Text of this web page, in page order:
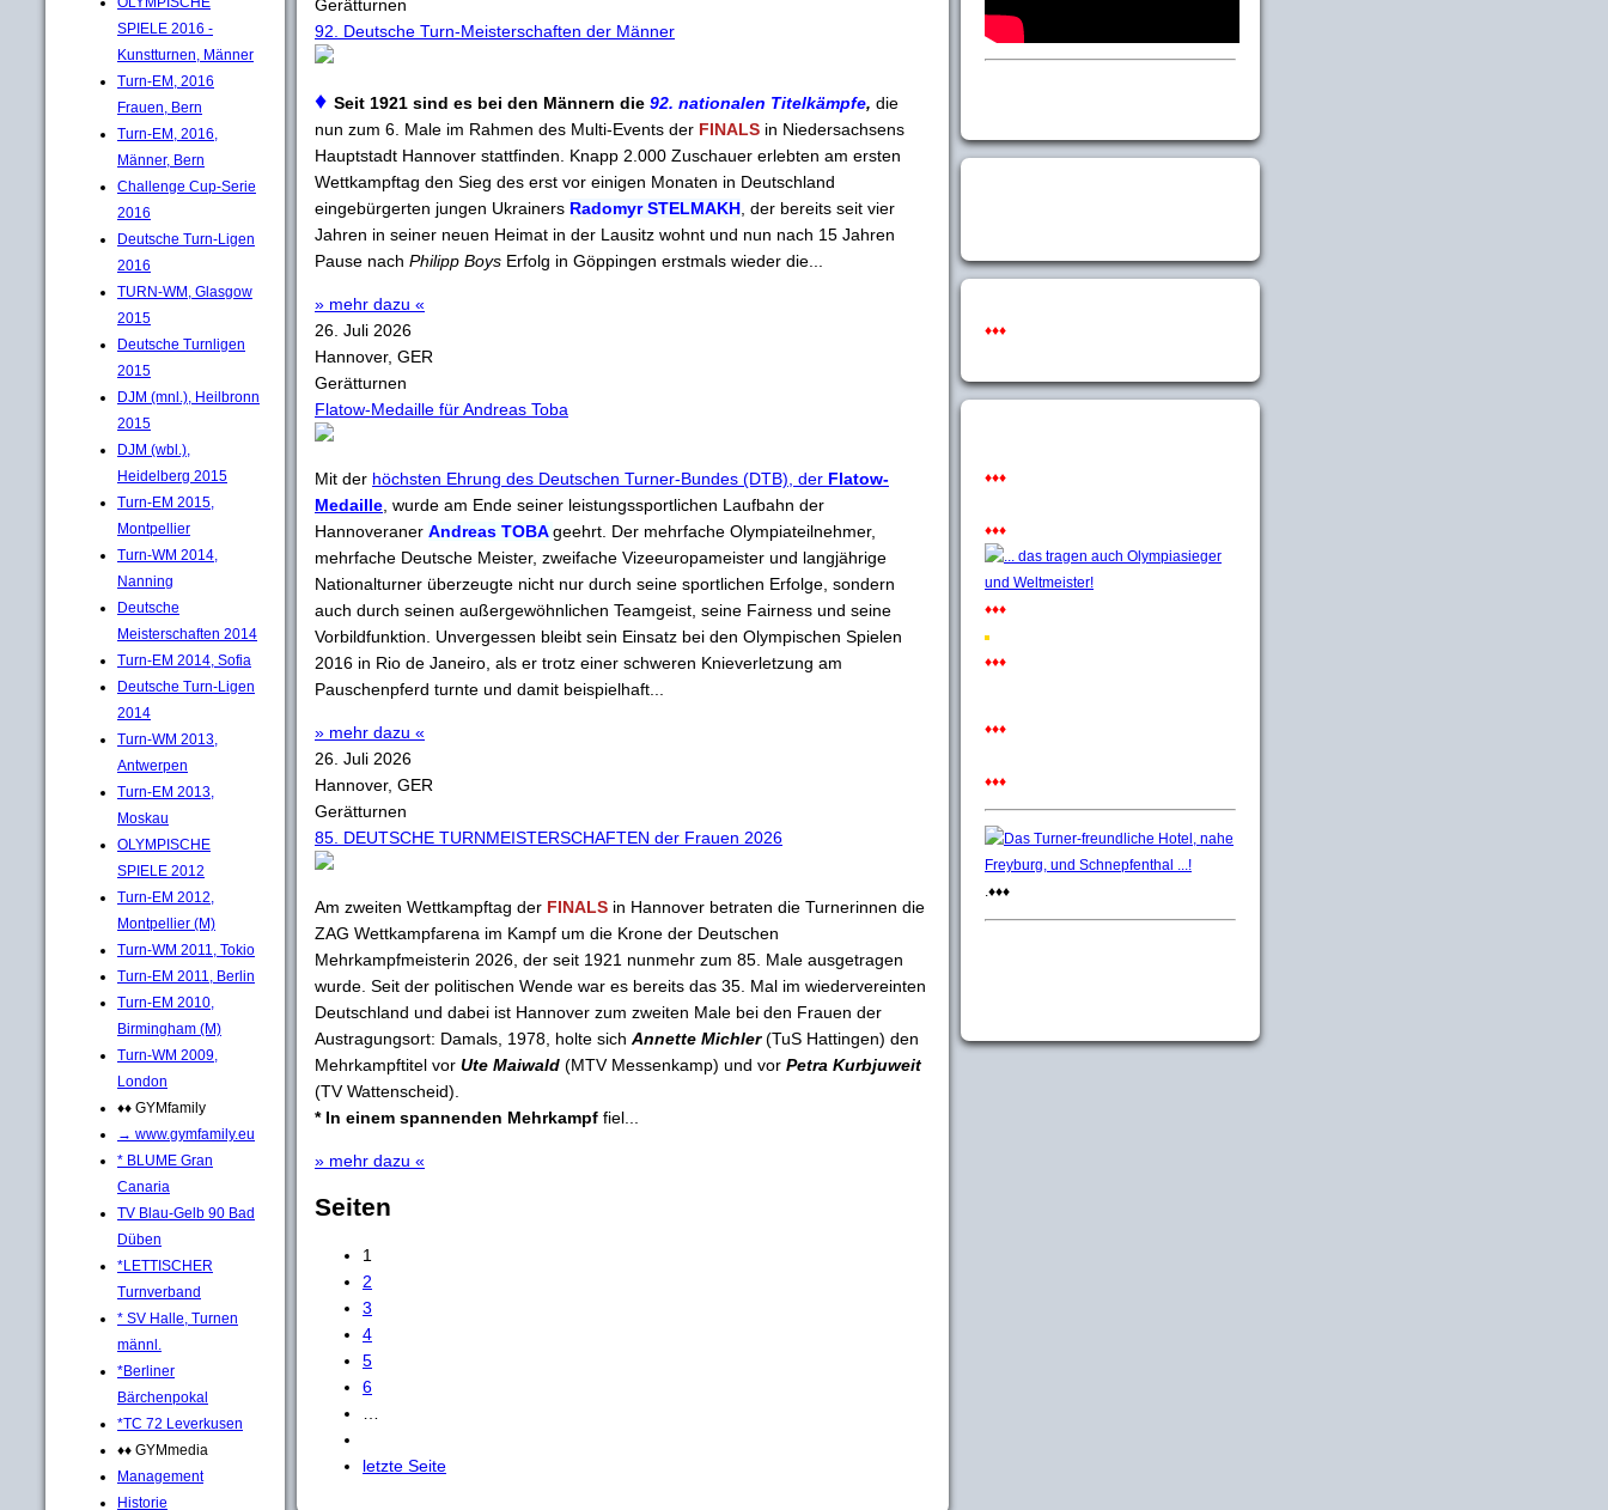
SPIELE 2016 -
Kunstturnen, Männer
Turn-EM, 2016
Frauen, Bern
Turn-EM, 2016,
Männer, Bern
Challenge Cup-Serie
2016
Deutsche Turn-Ligen
2016
TURN-WM, Glasgow
2015
Deutsche Turnligen
2015
DJM (mnl.), Heilbronn
2015
DJM (wbl.),
Heidelberg 2015
Turn-EM 2015,
Montpellier
Turn-WM 2014,
Nanning
Deutsche
Meisterschaften 2014
Turn-EM 2014, Sofia
Deutsche Turn-Ligen
2014
Turn-WM 2013,
Antwerpen
Turn-EM 2013,
Moskau
OLYMPISCHE
SPIELE 2012
Turn-EM 2012,
Montpellier (M)
Turn-WM 2011, Tokio
Turn-EM 2011, Berlin
Turn-EM 2010,
Birmingham (M)
Turn-WM 2009,
London
♦♦ GYMfamily
→ www.gymfamily.eu
* BLUME Gran
Canaria
TV Blau-Gelb 90 Bad
Düben
*LETTISCHER
Turnverband
* SV Halle, Turnen
männl.
*Berliner
Bärchenpokal
*TC 72 Leverkusen
♦♦ GYMmedia
Management
Historie
Gerätturnen
92. Deutsche Turn-Meisterschaften der Männer
♦ Seit 1921 sind es bei den Männern die 92. nationalen Titelkämpfe, die
nun zum 6. Male im Rahmen des Multi-Events der FINALS in Niedersachsens
Hauptstadt Hannover stattfinden. Knapp 2.000 Zuschauer erlebten am ersten
Wettkampftag den Sieg des erst vor einigen Monaten in Deutschland
eingebürgerten jungen Ukrainers Radomyr STELMAKH , der bereits seit vier
Jahren in seiner neuen Heimat in der Lausitz wohnt und nun nach 15 Jahren
Pause nach Philipp Boys Erfolg in Göppingen erstmals wieder die...
» mehr dazu «
26. Juli 2026
Hannover, GER
Gerätturnen
Flatow-Medaille für Andreas Toba
Mit der höchsten Ehrung des Deutschen Turner-Bundes (DTB), der Flatow-
Medaille , wurde am Ende seiner leistungssportlichen Laufbahn der
Hannoveraner Andreas TOBAgeehrt. Der mehrfache Olympiateilnehmer,
mehrfache Deutsche Meister, zweifache Vizeeuropameister und langjährige
Nationalturner überzeugte nicht nur durch seine sportlichen Erfolge, sondern
auch durch seinen außergewöhnlichen Teamgeist, seine Fairness und seine
Vorbildfunktion. Unvergessen bleibt sein Einsatz bei den Olympischen Spielen
2016 in Rio de Janeiro, als er trotz einer schweren Knieverletzung am
Pauschenpferd turnte und damit beispielhaft...
» mehr dazu «
26. Juli 2026
Hannover, GER
Gerätturnen
85. DEUTSCHE TURNMEISTERSCHAFTEN der Frauen 2026
Am zweiten Wettkampftag der FINALS in Hannover betraten die Turnerinnen die
ZAG Wettkampfarena im Kampf um die Krone der Deutschen
Mehrkampfmeisterin 2026, der seit 1921 nunmehr zum 85. Male ausgetragen
wurde. Seit der politischen Wende war es bereits das 35. Mal im wiedervereinten
Deutschland und dabei ist Hannover zum zweiten Male bei den Frauen der
Austragungsort: Damals, 1978, holte sich Annette Michler(TuS Hattingen) den
Mehrkampftitel vor Ute Maiwald (MTV Messenkamp) und vor Petra Kurbjuweit
(TV Wattenscheid).
* In einem spannenden Mehrkampf fiel...
» mehr dazu «
Seiten
1
2
3
4
5
6
letzte Seite
♦♦♦
♦♦♦
♦♦♦
♦♦♦
♦♦♦
♦♦♦
♦♦♦
.♦♦♦